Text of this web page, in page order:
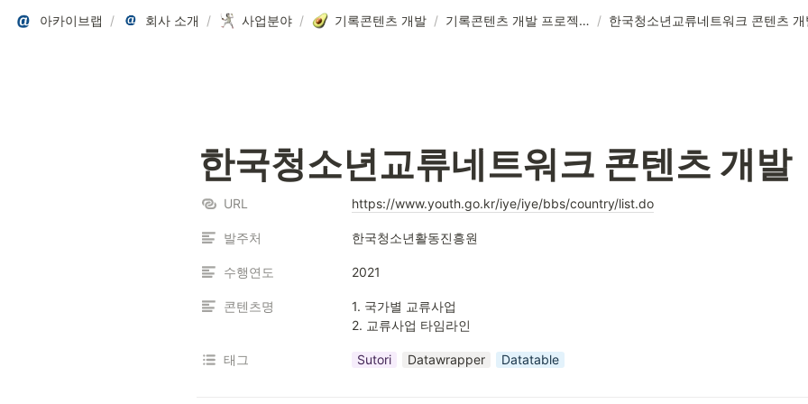
아카이브랩 / 회사 소개 / 사업분야 / 기록콘텐츠 개발 / 기록콘텐츠 개발 프로젝트 / 한국청소년교류네트워크 콘텐츠 개
한국청소년교류네트워크 콘텐츠 개발
URL https://www.youth.go.kr/iye/iye/bbs/country/list.do
발주처 한국청소년활동진흥원
수행연도 2021
콘텐츠명
1. 국가별 교류사업
2. 교류사업 타임라인
태그 Sutori Datawrapper Datatable